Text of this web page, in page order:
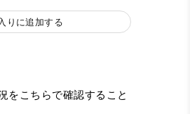
りに追加する
をこちらで確認すること